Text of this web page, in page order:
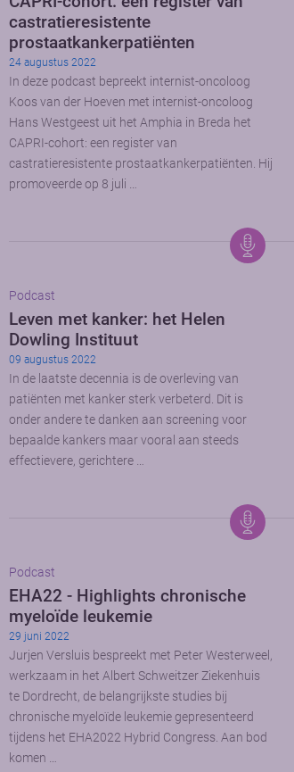
castratieresistente
prostaatkankerpatiënten
24 augustus 2022
In deze podcast bepreekt internist-oncoloog
Koos van der Hoeven met internist-oncoloog
Hans Westgeest uit het Amphia in Breda het
CAPRI-cohort: een register van
castratieresistente prostaatkankerpatiënten. Hij
promoveerde op 8 juli …
Podcast
Leven met kanker: het Helen
Dowling Instituut
09 augustus 2022
In de laatste decennia is de overleving van
patiënten met kanker sterk verbeterd. Dit is
onder andere te danken aan screening voor
bepaalde kankers maar vooral aan steeds
effectievere, gerichtere …
Podcast
EHA22 - Highlights chronische
myeloïde leukemie
29 juni 2022
Jurjen Versluis bespreekt met Peter Westerweel,
werkzaam in het Albert Schweitzer Ziekenhuis
te Dordrecht, de belangrijkste studies bij
chronische myeloïde leukemie gepresenteerd
tijdens het EHA2022 Hybrid Congress. Aan bod
komen …